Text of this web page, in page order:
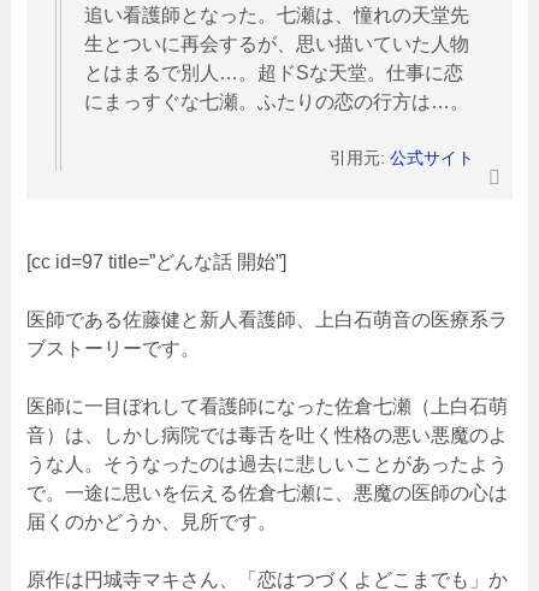
追い看護師となった。七瀬は、憧れの天堂先
生とついに再会するが、思い描いていた人物
とはまるで別人…。超ドSな天堂。仕事に恋
にまっすぐな七瀬。ふたりの恋の行方は…。
引用元: 公式サイト
[cc id=97 title=”どんな話 開始”]
医師である佐藤健と新人看護師、上白石萌音の医療系ラ
ブストーリーです。
医師に一目ぼれして看護師になった佐倉七瀬（上白石萌
音）は、しかし病院では毒舌を吐く性格の悪い悪魔のよ
うな人。そうなったのは過去に悲しいことがあったよう
で。一途に思いを伝える佐倉七瀬に、悪魔の医師の心は
届くのかどうか、見所です。
原作は円城寺マキさん、「恋はつづくよどこまでも」か